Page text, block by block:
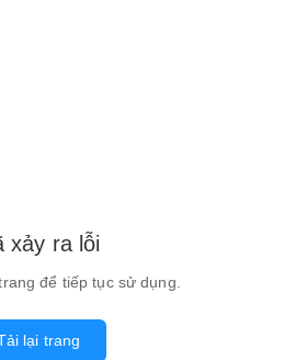
xảy ra lỗi
để tiếp tục sử dụng.
lại trang